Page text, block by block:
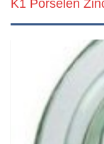
K1 Porselen